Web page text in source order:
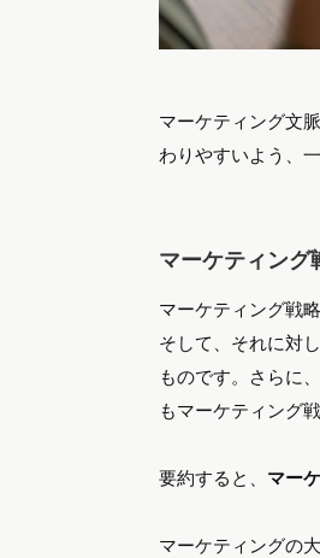
マーケティング文
わりやすいよう、
マーケティング
マーケティング戦
そして、それに対
ものです。さらに
もマーケティング
要約すると、 マー
マーケティングの